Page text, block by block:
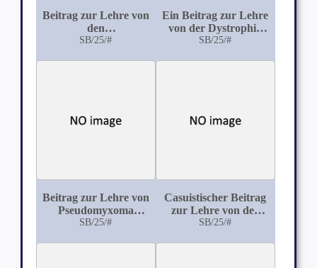
Beitrag zur Lehre von
den
Mediastinaltumoren
SB/25/#
Ein Beitrag zur Lehre
von der Dystrophia
muscularis
SB/25/#
Beitrag zur Lehre von
Pseudomyxoma
peritonei
SB/25/#
Casuistischer Beitrag
zur Lehre von der
Urobilinurie mit
SB/25/#